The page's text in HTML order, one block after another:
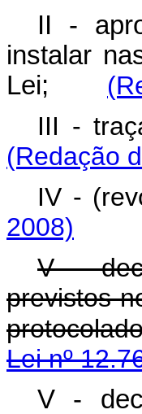
II -
instalar
Lei;
III -
(Redação
IV -
2008)
V -
previstos
Lei nº
V -